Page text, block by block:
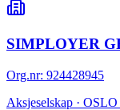
SIMPLOYER
Org.nr: 924428945
Aksjeselskap ·